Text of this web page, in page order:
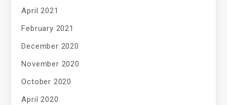
April 2021
February 2021
December 2020
November 2020
October 2020
April 2020